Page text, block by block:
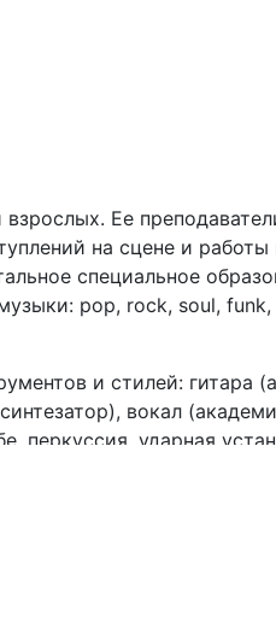
Ее
на сцене и
специальное
pop, rock, soul,
и стилей: гитара
вокал
перкуссия, ударная